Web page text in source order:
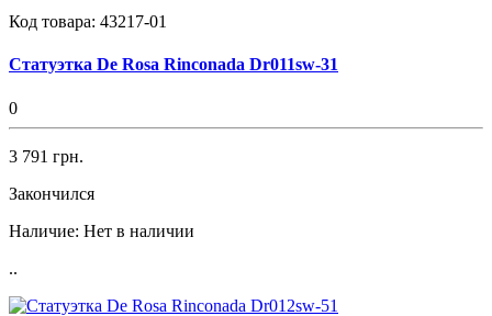
Код товара: 43217-01
Статуэтка De Rosa Rinconada Dr011sw-31
0
3 791 грн.
Закончился
Наличие: Нет в наличии
..